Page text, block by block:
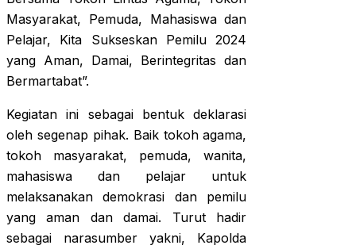
Masyarakat, Pemuda, Mahasiswa dan
Pelajar, Kita Sukseskan Pemilu 2024
yang Aman, Damai, Berintegritas dan
Bermartabat”.
Kegiatan ini sebagai bentuk deklarasi
oleh segenap pihak. Baik tokoh agama,
tokoh masyarakat, pemuda, wanita,
mahasiswa dan pelajar untuk
melaksanakan demokrasi dan pemilu
yang aman dan damai. Turut hadir
sebagai narasumber yakni, Kapolda